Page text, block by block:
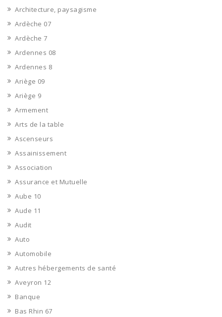
Architecture, paysagisme
Ardèche 07
Ardèche 7
Ardennes 08
Ardennes 8
Ariège 09
Ariège 9
Armement
Arts de la table
Ascenseurs
Assainissement
Association
Assurance et Mutuelle
Aube 10
Aude 11
Audit
Auto
Automobile
Autres hébergements de santé
Aveyron 12
Banque
Bas Rhin 67